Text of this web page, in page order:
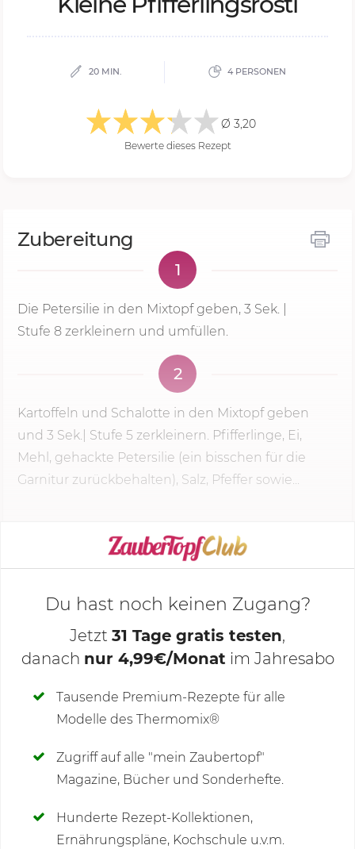
20 MIN. 4 PERSONEN
Ø 3,20
Bewerte dieses Rezept
Zubereitung
1
Die Petersilie in den Mixtopf geben, 3 Sek.
Stufe 8 zerkleinern und umfüllen.
2
Kartoffeln und Schalotte in den Mixtopf geben
und 3 Sek. Stufe 5 zerkleinern. Pfifferlinge, Ei,
Mehl, gehackte Petersilie (ein bisschen für die
Garnitur zurückbehalten), Salz, Pfeffer sowie...
KOCHMODUS STARTEN
Deine Notizen
Du hast noch keinen Zugang?
Jetzt 31 Tage gratis testen,
danach nur 4,99€/Monat im Jahresabo
Tausende Premium-Rezepte für alle
Modelle des Thermomix®
Zugriff auf alle "mein Zaubertopf"
Magazine, Bücher und Sonderhefte.
Hunderte Rezept-Kollektionen,
Ernährungspläne, Kochschule u.v.m.
Kommentare(1)